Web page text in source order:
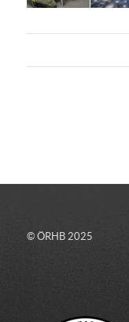
© ÖRHB 2025